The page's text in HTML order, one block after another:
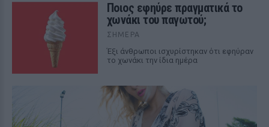
Ποιος εφηύρε πραγματικά το
χωνάκι του παγωτού;
ΣΉΜΕΡΑ
Έξι άνθρωποι ισχυρίστηκαν ότι εφηύραν
το χωνάκι την ίδια ημέρα